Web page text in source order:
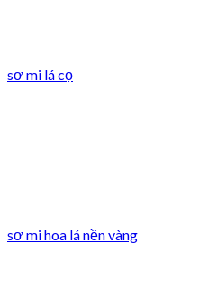
sơ mi lá cọ
sơ mi hoa lá nền vàng